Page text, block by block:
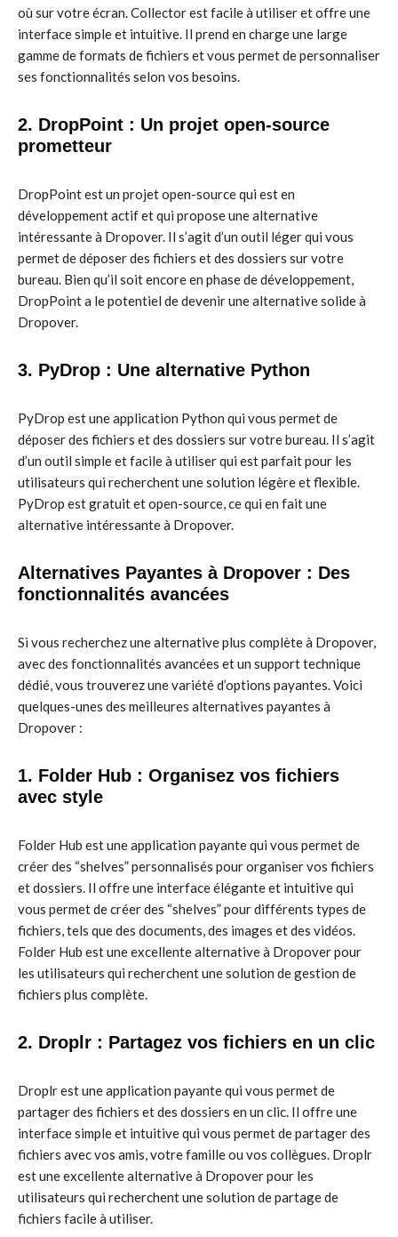
où sur votre écran. Collector est facile à utiliser et offre une
interface simple et intuitive. Il prend en charge une large
gamme de formats de fichiers et vous permet de personnaliser
ses fonctionnalités selon vos besoins.
2. DropPoint : Un projet open-source
prometteur
DropPoint est un projet open-source qui est en
développement actif et qui propose une alternative
intéressante à Dropover. Il s’agit d’un outil léger qui vous
permet de déposer des fichiers et des dossiers sur votre
bureau. Bien qu’il soit encore en phase de développement,
DropPoint a le potentiel de devenir une alternative solide à
Dropover.
3. PyDrop : Une alternative Python
PyDrop est une application Python qui vous permet de
déposer des fichiers et des dossiers sur votre bureau. Il s’agit
d’un outil simple et facile à utiliser qui est parfait pour les
utilisateurs qui recherchent une solution légère et flexible.
PyDrop est gratuit et open-source, ce qui en fait une
alternative intéressante à Dropover.
Alternatives Payantes à Dropover : Des
fonctionnalités avancées
Si vous recherchez une alternative plus complète à Dropover,
avec des fonctionnalités avancées et un support technique
dédié, vous trouverez une variété d’options payantes. Voici
quelques-unes des meilleures alternatives payantes à
Dropover :
1. Folder Hub : Organisez vos fichiers
avec style
Folder Hub est une application payante qui vous permet de
créer des “shelves” personnalisés pour organiser vos fichiers
et dossiers. Il offre une interface élégante et intuitive qui
vous permet de créer des “shelves” pour différents types de
fichiers, tels que des documents, des images et des vidéos.
Folder Hub est une excellente alternative à Dropover pour
les utilisateurs qui recherchent une solution de gestion de
fichiers plus complète.
2. Droplr : Partagez vos fichiers en un clic
Droplr est une application payante qui vous permet de
partager des fichiers et des dossiers en un clic. Il offre une
interface simple et intuitive qui vous permet de partager des
fichiers avec vos amis, votre famille ou vos collègues. Droplr
est une excellente alternative à Dropover pour les
utilisateurs qui recherchent une solution de partage de
fichiers facile à utiliser.